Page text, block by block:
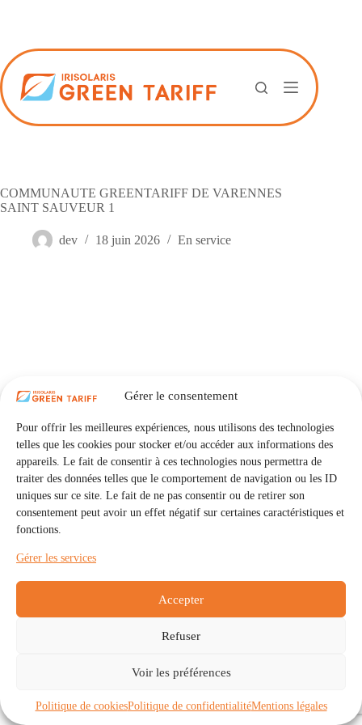
Gérer le consentement
Pour offrir les meilleures expériences, nous utilisons des technologies
telles que les cookies pour stocker et/ou accéder aux informations des
appareils. Le fait de consentir à ces technologies nous permettra de
traiter des données telles que le comportement de navigation ou les ID
uniques sur ce site. Le fait de ne pas consentir ou de retirer son
consentement peut avoir un effet négatif sur certaines caractéristiques et
fonctions.
Gérer les services
Accepter
Refuser
Voir les préférences
Politique de cookiesPolitique de confidentialitéMentions légales
COMMUNAUTE GREENTARIFF DE VARENNES
SAINT SAUVEUR 1
dev 18 juin 2026 En service
Communautés
À propos
Politique de cookies (UE)